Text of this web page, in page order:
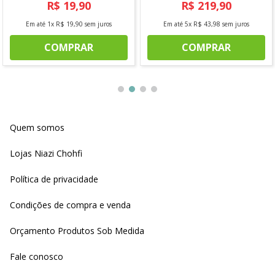
R$ 19,90
Em até 1x R$ 19,90 sem juros
COMPRAR
R$ 219,90
Em até 5x R$ 43,98 sem juros
COMPRAR
Quem somos
Lojas Niazi Chohfi
Política de privacidade
Condições de compra e venda
Orçamento Produtos Sob Medida
Fale conosco